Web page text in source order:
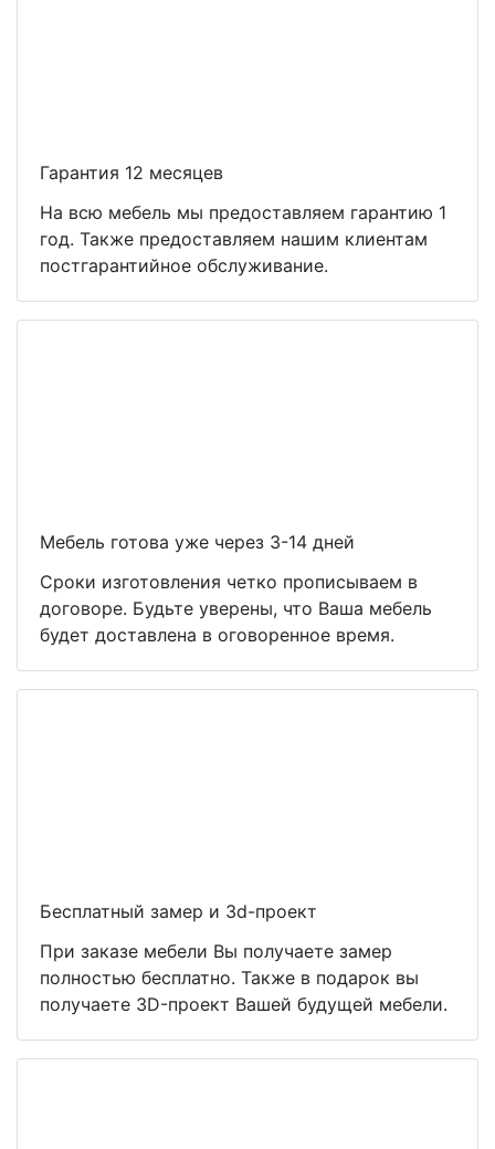
Гарантия 12 месяцев
На всю мебель мы предоставляем гарантию 1
год. Также предоставляем нашим клиентам
постгарантийное обслуживание.
Мебель готова уже через 3-14 дней
Сроки изготовления четко прописываем в
договоре. Будьте уверены, что Ваша мебель
будет доставлена в оговоренное время.
Бесплатный замер и 3d-проект
При заказе мебели Вы получаете замер
полностью бесплатно. Также в подарок вы
получаете 3D-проект Вашей будущей мебели.